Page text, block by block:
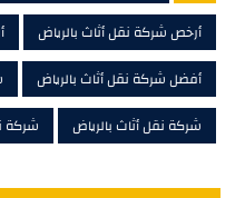
أرخص شركة نقل أثاث بالرياض
أفضل شركة نقل أثاث بالرياض
شركة نقل أثاث بالرياض
شركة